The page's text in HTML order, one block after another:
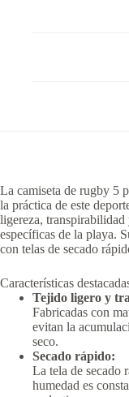
La camiseta de rugby 5
la práctica de este
ligereza, transpirabilidad
específicas de la playa.
con telas de secado
Características
Tejido ligero y
Fabricadas con
evitan la
seco.
Secado rápido:
La tela de secado
humedad es